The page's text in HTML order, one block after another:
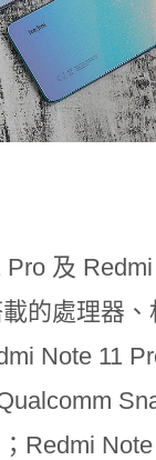
Pro 及
的處理器
Note 11
Redmi